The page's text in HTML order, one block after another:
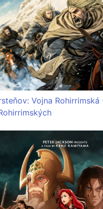
Vojna Rohirrimská